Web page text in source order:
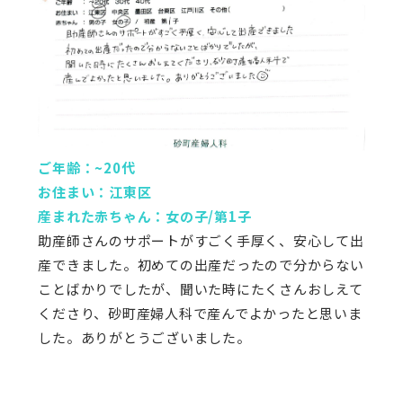
ご年齢：~20代
お住まい：江東区
産まれた赤ちゃん：女の子/第1子
助産師さんのサポートがすごく手厚く、安心して出
産できました。初めての出産だったので分からない
ことばかりでしたが、聞いた時にたくさんおしえて
くださり、砂町産婦人科で産んでよかったと思いま
した。ありがとうございました。